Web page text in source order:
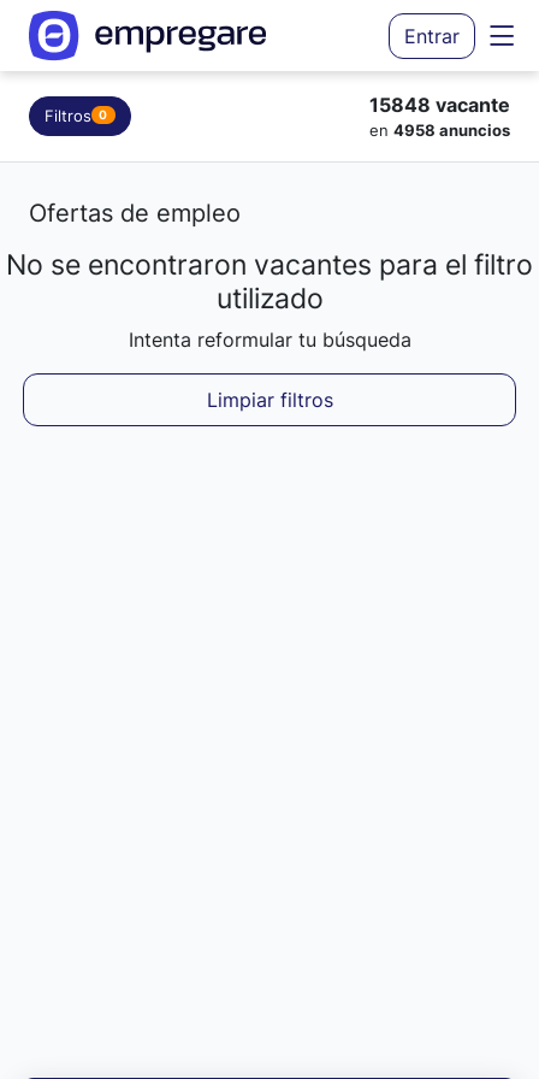
Entrar
Filtros 0 15848 vacante
en 4958 anuncios
Ofertas de empleo
Cargando resultados...
No se encontraron vacantes para el filtro
utilizado
Intenta reformular tu búsqueda
Limpiar filtros